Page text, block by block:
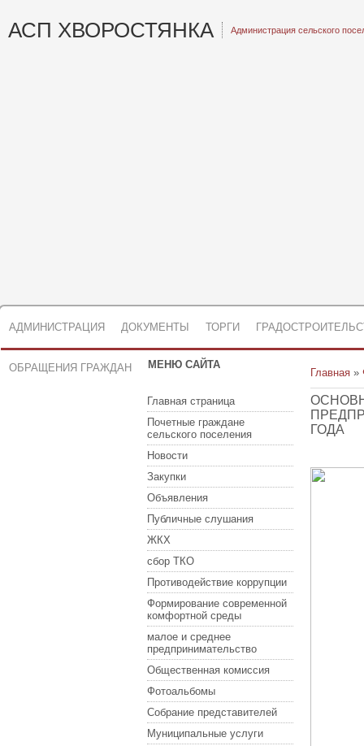
АСП ХВОРОСТЯНКА Администрация сельского
АДМИНИСТРАЦИЯ ДОКУМЕНТЫ ТОРГИ
ОБРАЩЕНИЯ ГРАЖДАН МЕНЮ САЙТА
Главная страница
Почетные граждане
сельского поселения
Новости
Закупки
Объявления
Публичные слушания
ЖКХ
сбор ТКО
Противодействие коррупции
Формирование современной
комфортной среды
малое и среднее
предпринимательство
Общественная комиссия
Фотоальбомы
Собрание представителей
Муниципальные услуги
Главная »
ГОДА